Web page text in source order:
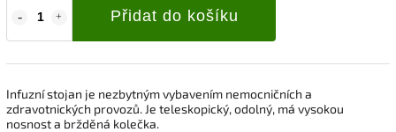
Přidat do košíku
Infuzní stojan je nezbytným vybavením nemocničních a
zdravotnických provozů. Je teleskopický, odolný, má vysokou
nosnost a bržděná kolečka.